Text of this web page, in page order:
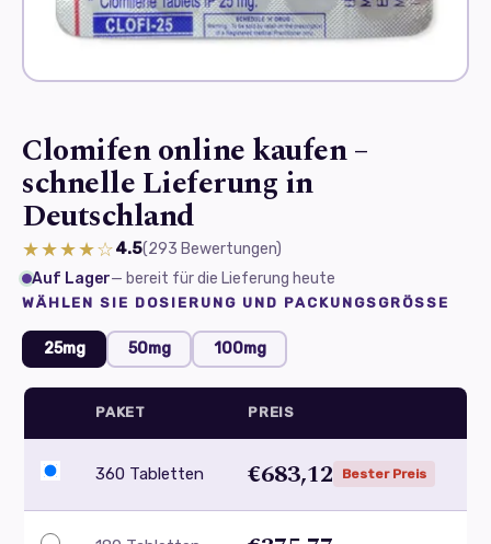
Clomifen online kaufen –
schnelle Lieferung in
Deutschland
★★★★☆4.5(293 Bewertungen)
Auf Lager— bereit für die Lieferung heute
WÄHLEN SIE DOSIERUNG UND PACKUNGSGRÖSSE
25mg 50mg 100mg
PAKET PREIS
360 Tabletten €683,12 Bester Preis